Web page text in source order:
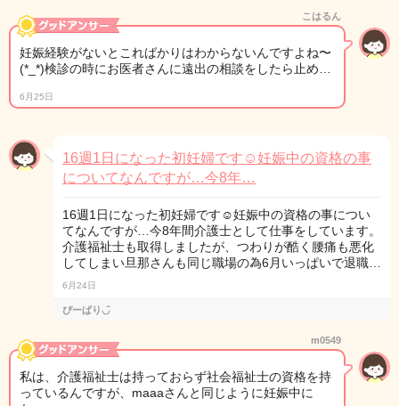
こはるん
妊娠経験がないとこればかりはわからないんですよね〜
(*_*)検診の時にお医者さんに遠出の相談をしたら止め…
6月25日
16週1日になった初妊婦です☺︎妊娠中の資格の事
についてなんですが…今8年…
16週1日になった初妊婦です☺︎妊娠中の資格の事につい
てなんですが…今8年間介護士として仕事をしています。
介護福祉士も取得しましたが、つわりが酷く腰痛も悪化
してしまい旦那さんも同じ職場の為6月いっぱいで退職…
6月24日
ぴーぱり◡̈
m0549
私は、介護福祉士は持っておらず社会福祉士の資格を持
っているんですが、maaaさんと同じように妊娠中に